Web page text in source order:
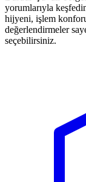
yorumlarıyla
hijyeni, işlem
değerlendirmeler
seçebilirsiniz.